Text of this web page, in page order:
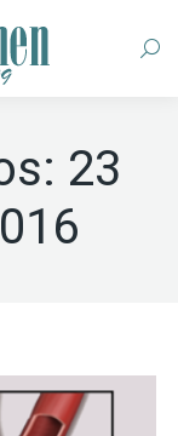
23